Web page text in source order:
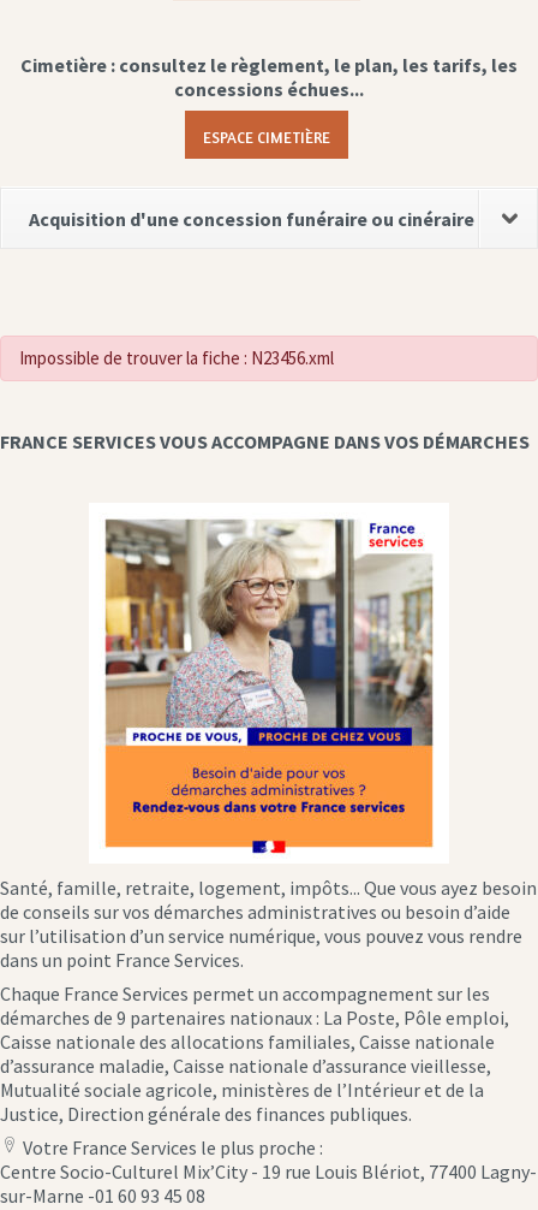
Cimetière : consultez le règlement, le plan, les tarifs, les
concessions échues...
ESPACE CIMETIÈRE
Acquisition d'une concession funéraire ou cinéraire
Impossible de trouver la fiche : N23456.xml
FRANCE SERVICES VOUS ACCOMPAGNE DANS VOS DÉMARCHES
Santé, famille, retraite, logement, impôts... Que vous ayez besoin
de conseils sur vos démarches administratives ou besoin d’aide
sur l’utilisation d’un service numérique, vous pouvez vous rendre
dans un point France Services.
Chaque France Services permet un accompagnement sur les
démarches de 9 partenaires nationaux : La Poste, Pôle emploi,
Caisse nationale des allocations familiales, Caisse nationale
d’assurance maladie, Caisse nationale d’assurance vieillesse,
Mutualité sociale agricole, ministères de l’Intérieur et de la
Justice, Direction générale des finances publiques.
location
icon
Votre France Services le plus proche :
Centre Socio-Culturel Mix’City - 19 rue Louis Blériot, 77400 Lagny-
sur-Marne -01 60 93 45 08